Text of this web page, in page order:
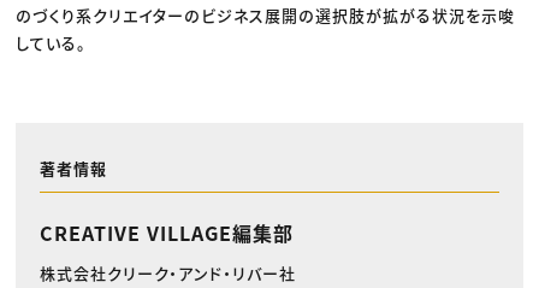
のづくり系クリエイターのビジネス展開の選択肢が拡がる状況を示唆
している。
著者情報
CREATIVE VILLAGE編集部
株式会社クリーク・アンド・リバー社